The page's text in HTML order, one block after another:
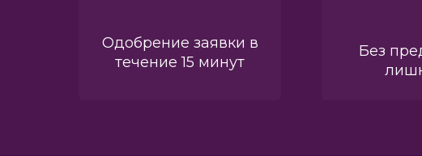
Одобрение заявки в
течение 15 минут
Без